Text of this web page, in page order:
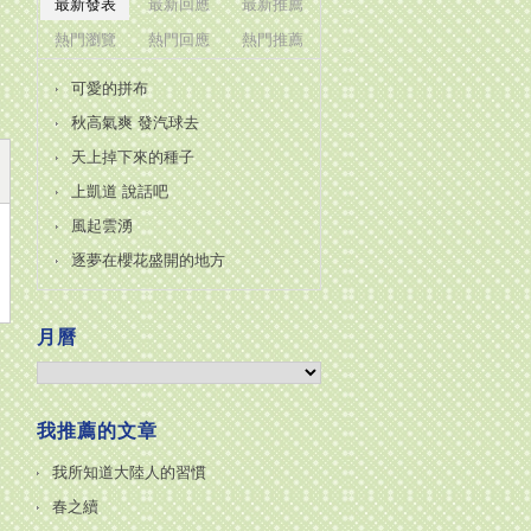
最新發表 最新回應
最新推薦
熱門瀏覽
熱門回應 熱門推薦
可愛的拼布
秋高氣爽 發汽球去
天上掉下來的種子
上凱道 說話吧
風起雲湧
逐夢在櫻花盛開的地方
月曆
我推薦的文章
我所知道大陸人的習慣
春之續